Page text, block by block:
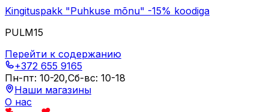
Kingituspakk "Puhkuse mõnu" -15% koodiga
PULM15
Перейти к содержанию
+372 655 9165
Пн-пт: 10-20,Сб-вс: 10-18
Наши магазины
О нас